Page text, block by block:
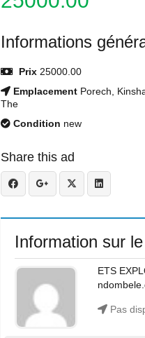
Informations
Prix 25000.00
Emplacement Porech,
The
Condition new
Share this ad
Information sur
ETS
Pas